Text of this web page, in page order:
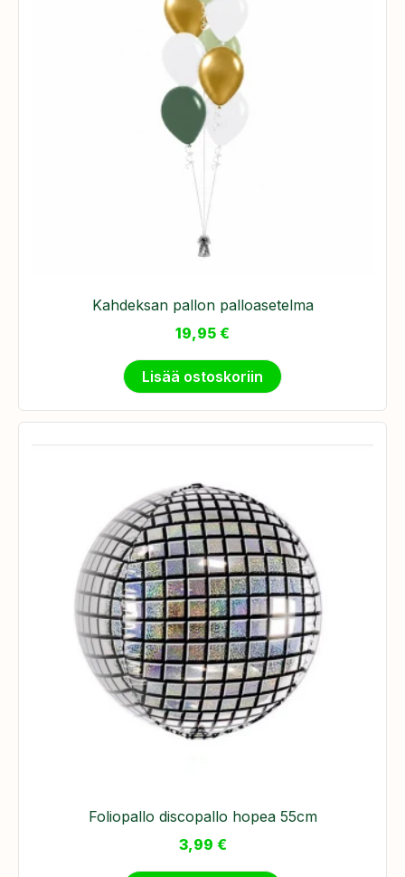
Kahdeksan pallon palloasetelma
19,95 €
Lisää ostoskoriin
Foliopallo discopallo hopea 55cm
3,99 €